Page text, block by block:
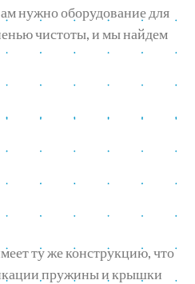
нужно оборудование для
чистоты, и мы найдем
ту же конструкцию, что
пружины и крышки